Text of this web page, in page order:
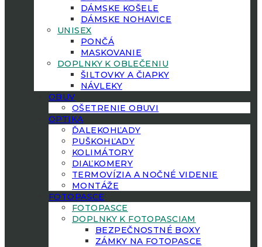
DÁMSKE KOŠELE
DÁMSKE NOHAVICE
UNISEX
PONČÁ
MASKOVANIE
DOPLNKY K OBLEČENIU
ŠILTOVKY A ČIAPKY
NÁVLEKY
OBUV
OŠETRENIE OBUVI
OPTIKA
ĎALEKOHĽADY
PUŠKOHĽADY
KOLIMÁTORY
DIAĽKOMERY
TERMOVÍZIA A NOČNÉ VIDENIE
MONTÁŽE
FOTOPASCE
FOTOPASCE
DOPLNKY K FOTOPASCIAM
BEZPEČNOSTNÉ BOXY
ZÁMKY NA FOTOPASCE